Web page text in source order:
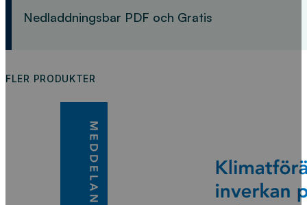
Nedladdningsbar PDF och Gratis
FLER PRODUKTER